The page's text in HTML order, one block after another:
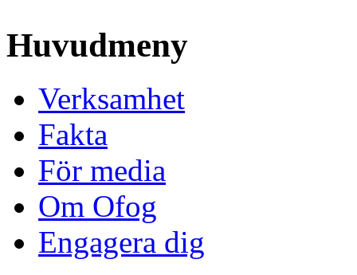
Huvudmeny
Verksamhet
Fakta
För media
Om Ofog
Engagera dig